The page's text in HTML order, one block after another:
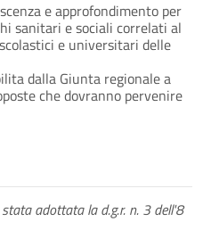
e approfondimento per
sanitari e sociali correlati al
e universitari delle
dalla Giunta regionale a
che dovranno pervenire
adottata la d.g.r. n. 3 dell'8